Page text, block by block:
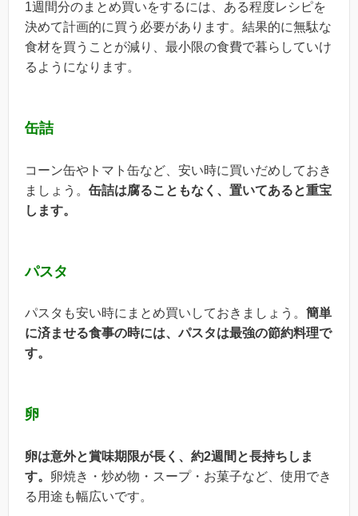
1週間分のまとめ買いをするには、ある程度レシピを
決めて計画的に買う必要があります。結果的に無駄な
食材を買うことが減り、最小限の食費で暮らしていけ
るようになります。
缶詰
コーン缶やトマト缶など、安い時に買いだめしておき
ましょう。 缶詰は腐ることもなく、置いてあると重宝
します。
パスタ
パスタも安い時にまとめ買いしておきましょう。 簡単
に済ませる食事の時には、パスタは最強の節約料理で
す。
卵
卵は意外と賞味期限が長く、約2週間と長持ちしま
す。 卵焼き・炒め物・スープ・お菓子など、使用でき
る用途も幅広いです。